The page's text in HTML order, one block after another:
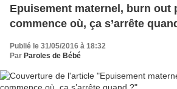
Epuisement maternel, burn out
commence où, ça s’arrête
Publié le 31/05/2016 à 18:32
Par Paroles de Bébé